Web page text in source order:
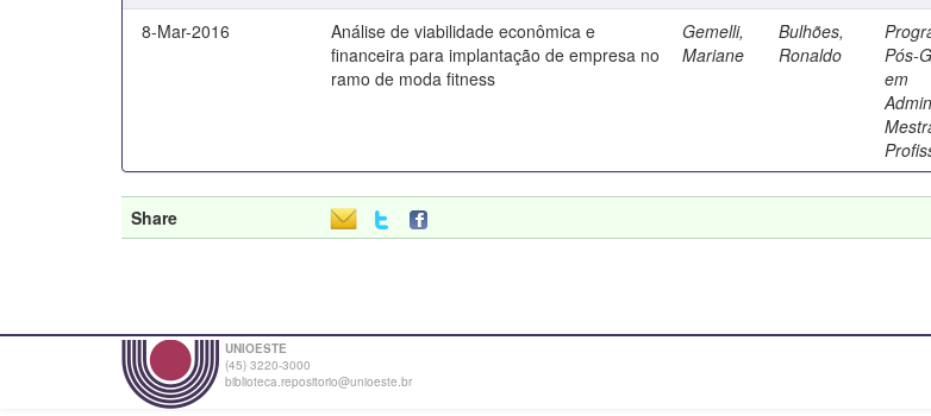
8-Mar-2016
Análise de viabilidade econômica e
financeira para implantação de empresa no
ramo de moda fitness
Gemelli,
Mariane
Bulhões,
Ronaldo
Pós-
em
Share
UNIOESTE
(45) 3220-3000
biblioteca.repositorio@unioeste.br